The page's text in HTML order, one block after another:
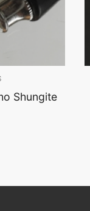
Shungite